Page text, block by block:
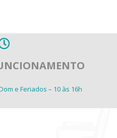
e Feriados – 10 às 16h